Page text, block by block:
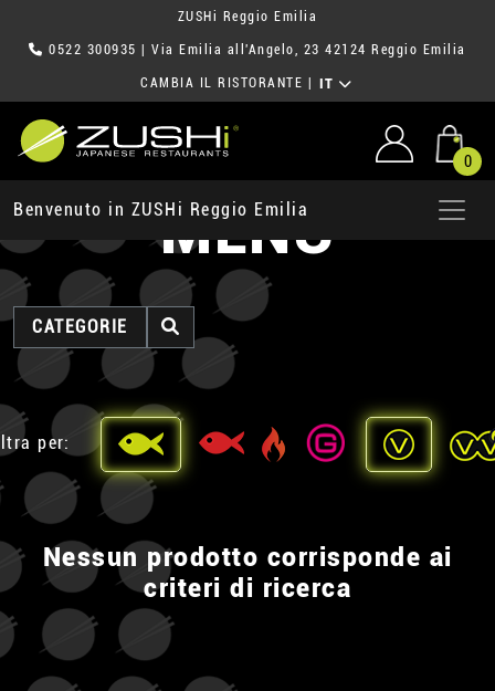
ZUSHi Reggio Emilia
0522 300935 | Via Emilia all'Angelo, 23 42124 Reggio Emilia
CAMBIA IL RISTORANTE IT
0
Benvenuto in ZUSHi Reggio Emilia
MENU
CATEGORIE
per:
Nessun prodotto corrisponde ai
criteri di ricerca